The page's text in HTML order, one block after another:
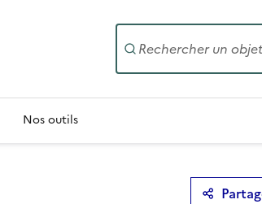
Nos outils